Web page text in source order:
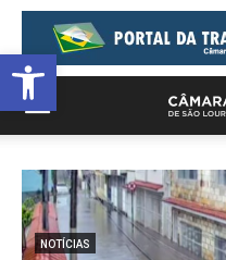
Barra de Ferramentas Aberta
NOTÍCIAS